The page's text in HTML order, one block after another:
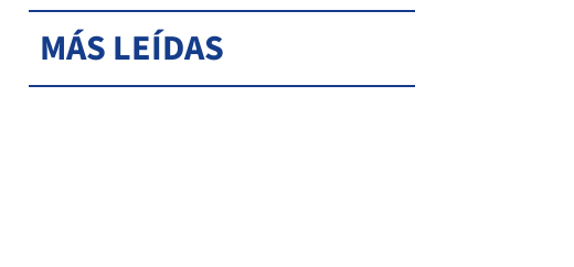
MÁS LEÍDAS